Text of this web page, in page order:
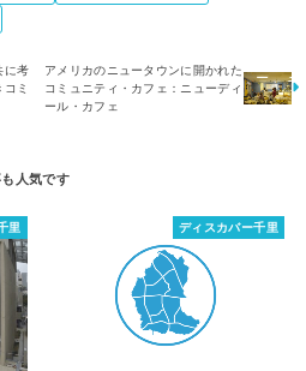
に考
ミ
アメリカのニュータウンに開かれた
コミュニティ・カフェ：ニューディ
ール・カフェ
里 ディスカバー千里